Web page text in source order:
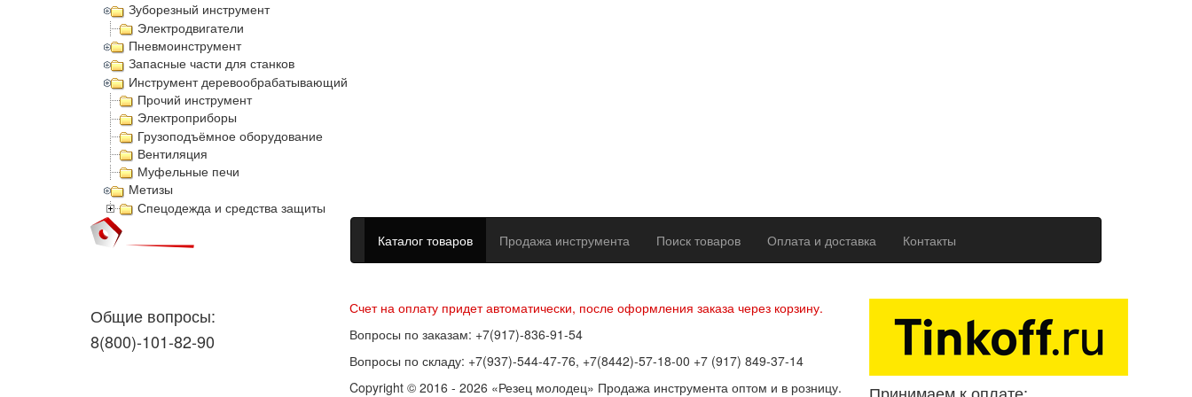
Зуборезный инструмент
Электродвигатели
Пневмоинструмент
Запасные части для станков
Инструмент деревообрабатывающий
Прочий инструмент
Электроприборы
Грузоподъёмное оборудование
Вентиляция
Муфельные печи
Метизы
Спецодежда и средства защиты
Каталог товаров Продажа инструмента Поиск товаров Оплата и доставка Контакты
Общие вопросы:
8(800)-101-82-90
Счет на оплату придет автоматически, после оформления заказа через корзину.
Вопросы по заказам: +7(917)-836-91-54
Вопросы по складу: +7(937)-544-47-76, +7(8442)-57-18-00 +7 (917) 849-37-14
Copyright © 2016 - 2026 «Резец молодец» Продажа инструмента оптом и в розницу.